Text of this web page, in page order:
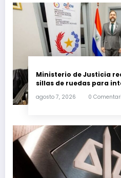
Ministerio de Justicia
sillas de ruedas para
agosto 7, 2026 0